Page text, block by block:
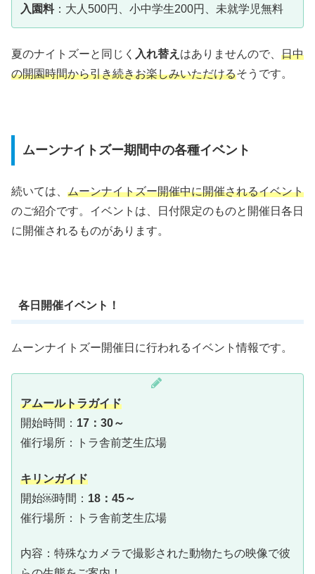
入園料：大人500円、小中学生200円、未就学児無料
夏のナイトズーと同じく 入れ替え はありませんので、 日中
の開園時間から引き続きお楽しみいただけるそうです。
ムーンナイトズー期間中の各種イベント
続いては、 ムーンナイトズー開催中に開催されるイベント
のご紹介です。イベントは、日付限定のものと開催日各日
に開催されるものがあります。
各日開催イベント！
ムーンナイトズー開催日に行われるイベント情報です。
アムールトラガイド
開始時間： 17：30～
催行場所：トラ舎前芝生広場
キリンガイド
開始￼時間： 18：45～
催行場所：トラ舎前芝生広場
内容：特殊なカメラで撮影された動物たちの映像で彼